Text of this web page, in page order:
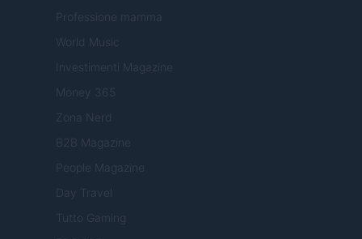
Professione mamma
World Music
Investimenti Magazine
Money 365
Zona Nerd
B2B Magazine
People Magazine
Day Travel
Tutto Gaming